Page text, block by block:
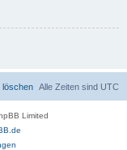
Alle Zeiten sind UTC
löschen
Limited